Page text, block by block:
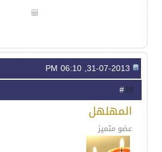
38
المهلهل
عضو متميز